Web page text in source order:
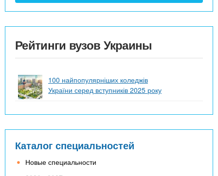
Рейтинги вузов Украины
100 найпопулярніших коледжів
України серед вступників 2025 року
Каталог специальностей
Новые специальности